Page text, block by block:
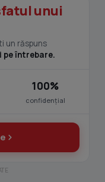
unui
un răspuns
pe întrebare.
100%
confidențial